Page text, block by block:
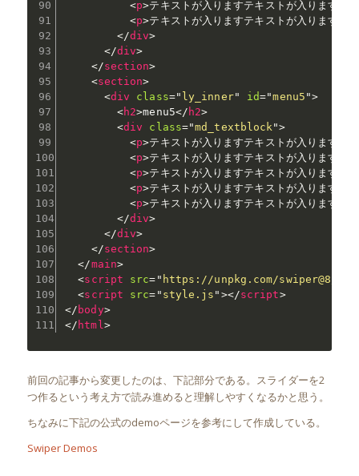
<p>テキストが入りますテキストが入りますテ
<p>テキストが入りますテキストが入りますテ
</div>
</div>
</section>
<section>
<div class=" ly_inner" id="menu5 ">
<h2>menu5</ h2>
<div class="md_textblock">
<p>テキストが入りますテキストが入りますテ
<p>テキストが入りますテキストが入りますテ
<p>テキストが入りますテキストが入りますテ
<p>テキストが入りますテキストが入りますテ
<p>テキストが入りますテキストが入りますテ
</div>
</div>
</section>
</main>
<script src= " https://unpkg.com/swiper@8/
<script src= " style.js " ></script>
</ body>
</ html>
前回の記事から変更したのは、下記部分である。スライダーを2
つ作るという考え方で読み進めると理解しやすくなるかと思う。
ちなみに下記の公式のdemoページを参考にして作成している。
Swiper Demos